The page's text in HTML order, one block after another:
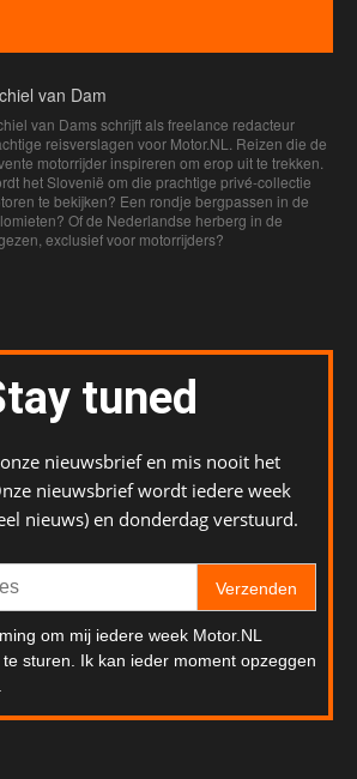
van Dam
van Dams schrijft als freelance redacteur
reisverslagen voor Motor.NL. Reizen die de
motorrijder inspireren om erop uit te trekken.
het Slovenië om die prachtige privé-collectie
te bekijken? Een rondje bergpassen in de
Of de Nederlandse herberg in de
exclusief voor motorrijders?
tuned
nieuwsbrief en mis nooit het
nieuwsbrief wordt iedere week
nieuws) en donderdag verstuurd.
Verzenden
om mij iedere week Motor.NL
sturen. Ik kan ieder moment opzeggen